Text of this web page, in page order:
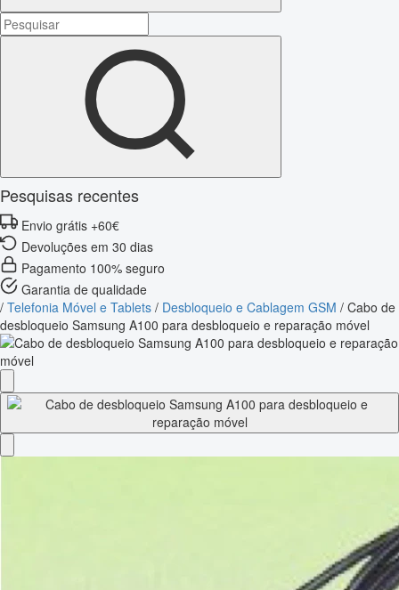
Pesquisas recentes
Envio grátis +60€
Devoluções em 30 dias
Pagamento 100% seguro
Garantia de qualidade
/ Telefonia Móvel e Tablets / Desbloqueio e Cablagem GSM / Cabo de
desbloqueio Samsung A100 para desbloqueio e reparação móvel